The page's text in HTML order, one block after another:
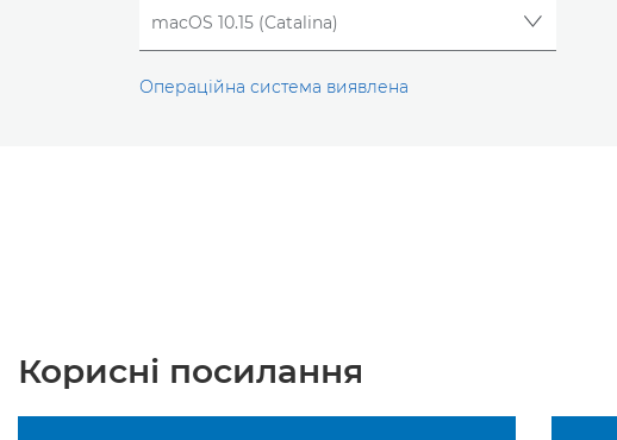
Операційна система виявлена
Корисні посилання